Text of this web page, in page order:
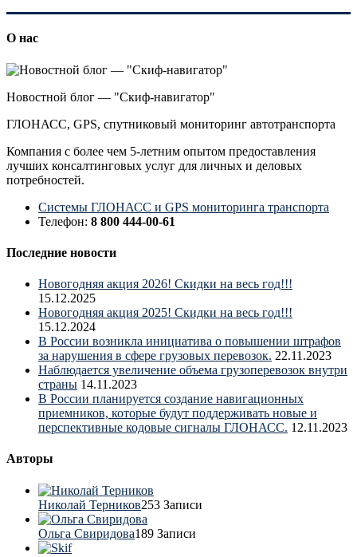
О нас
Новостной блог — "Скиф-навигатор"
ГЛОНАСС, GPS, спутниковый мониторинг автотранспорта
Компания с более чем 5-летним опытом предоставления
лучших консалтинговых услуг для личных и деловых
потребностей.
Системы ГЛОНАСС и GPS мониторинга транспорта
Телефон: 8 800 444-00-61
Последние новости
Новогодняя акция 2026! Скидки на весь год!!!
15.12.2025
Новогодняя акция 2025! Скидки на весь год!!!
15.12.2024
В России возникла инициатива о повышении штрафов
за нарушения в сфере грузовых перевозок. 22.11.2023
Наблюдается увеличение объема грузоперевозок внутри
страны 14.11.2023
В России планируется создание навигационных
приемников, которые будут поддерживать новые и
перспективные кодовые сигналы ГЛОНАСС. 12.11.2023
Авторы
Николай Терников253 Записи
Ольга Свиридова189 Записи